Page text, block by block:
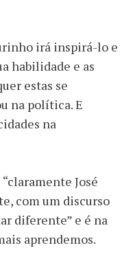
irá inspirá-lo e
habilidade e as
estas se
na política. E
na
José
com um discurso
diferente” e é na
aprendemos.